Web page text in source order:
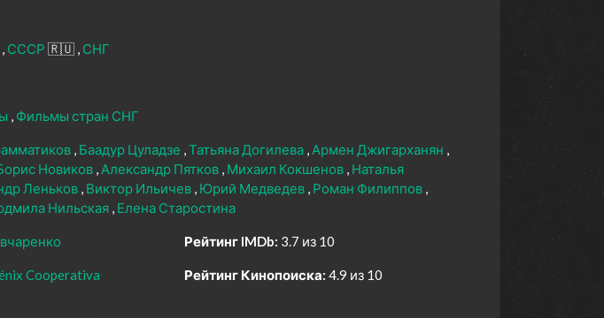
СССР 🇷🇺 СНГ
Фильмы стран СНГ
Баадур Цуладзе Татьяна Догилева Армен Джигарханян
Новиков Александр Пятков Михаил Кокшенов Наталья
Леньков Виктор Ильичев Юрий Медведев Роман Филиппов
Нильская Елена Старостина
Cooperativa
Рейтинг IMDb: 3.7 из 10
Рейтинг Кинопоиска: 4.9 из 10